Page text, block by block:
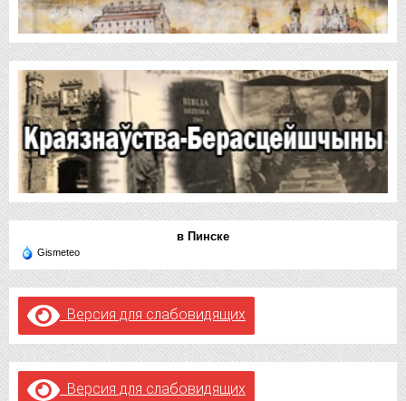
в Пинске
Gismeteo
Версия для слабовидящих
Версия для слабовидящих